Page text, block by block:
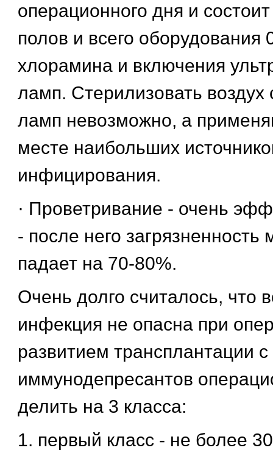
операционного дня и
полов и всего оборудования
хлорамина и включения
ламп. Стерилизовать
ламп невозможно, а
месте наибольших
инфицирования.
· Проветривание - очень
- после него загрязненность
падает на 70-80%.
Очень долго считалось, что
инфекция не опасна при
развитием трансплантации
иммунодепресантов
делить на 3 класса:
1. первый класс - не более